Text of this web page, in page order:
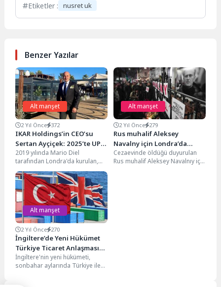
Etiketler : nusret uk
Benzer Yazılar
Alt manşet
2 Yıl Önce 372
IKAR Holdings’in CEO’su
Sertan Ayçiçek: 2025’te UPT
Kalıcı Zirve Yapacak
2019 yılında Mario Diel
tarafından Londra'da kurulan,
çok katmanlı bir şirketler
topluluğu olan IKAR
Holdings'in...
Alt manşet
2 Yıl Önce 279
Rus muhalif Aleksey
Navalny için Londra’da
anma programı düzenlendi
Cezaevinde öldüğü duyurulan
Rus muhalif Aleksey Navalnıy için
Alt manşet
2 Yıl Önce 270
İngiltere’de Yeni Hükümet
Türkiye Ticaret Anlaşması
Görüşmelerine Hazırlanıyor
İngiltere'nin yeni hükümeti,
sonbahar aylarında Türkiye ile